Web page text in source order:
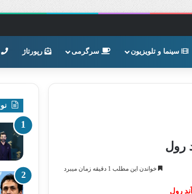
سینما و تلویزیون سرگرمی رپورتاژ
خواندن این مطلب 1 دقیقه زمان میبرد